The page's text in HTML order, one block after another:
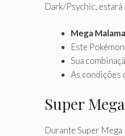
Dark/Psychic, estará
Mega
Este
Sua
As condições
Super
Durante Super